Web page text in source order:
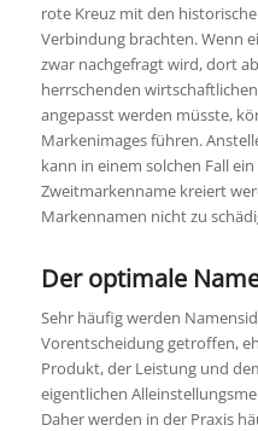
rote Kreuz mit den
Verbindung brachten. Wenn
zwar nachgefragt wird, dort
herrschenden
angepasst werden müsste,
Markenimages führen.
kann in einem solchen Fall
Zweitmarkenname kreiert
Markennamen nicht zu
Der optimale
Sehr häufig werden
Vorentscheidung getroffen,
Produkt, der Leistung und
eigentlichen
Daher werden in der Praxis